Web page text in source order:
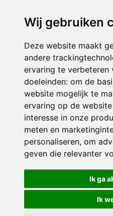
Wij gebruiken
Deze website maakt
andere
ervaring te verbeteren
doeleinden: om de
website mogelijk te
ervaring op de
interesse in onze
meten en
personaliseren, om
geven die relevanter
Ik ga
Ik
© 2026 Sint Bernardus |
Privacy policy|Disclaimer|
Crealisatie